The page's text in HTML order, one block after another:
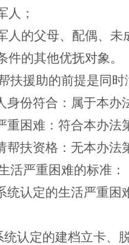
人；
人的父母、配偶、
件的其他优抚对象。
扶援助的前提是同
身份符合： 属于本办
重困难： 符合本办法
帮扶资格： 无本办法
活严重困难的标准：
统认定的生活严重困
统认定的建档立卡、